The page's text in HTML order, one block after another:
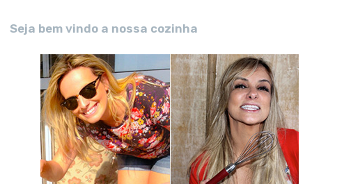
Seja bem vindo a nossa cozinha